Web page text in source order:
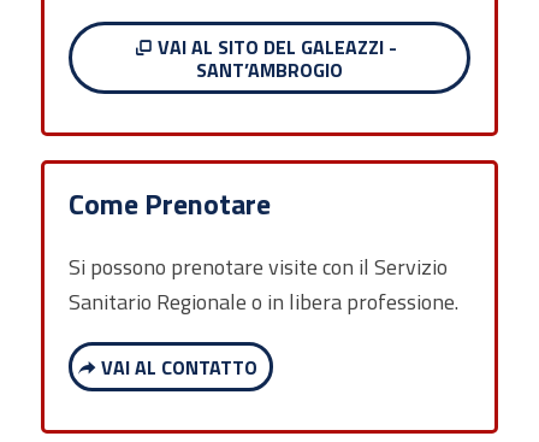
VAI AL SITO DEL GALEAZZI -
SANT’AMBROGIO
Come Prenotare
Si possono prenotare visite con il Servizio
Sanitario Regionale o in libera professione.
VAI AL CONTATTO